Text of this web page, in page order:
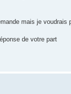
mais je
de votre part